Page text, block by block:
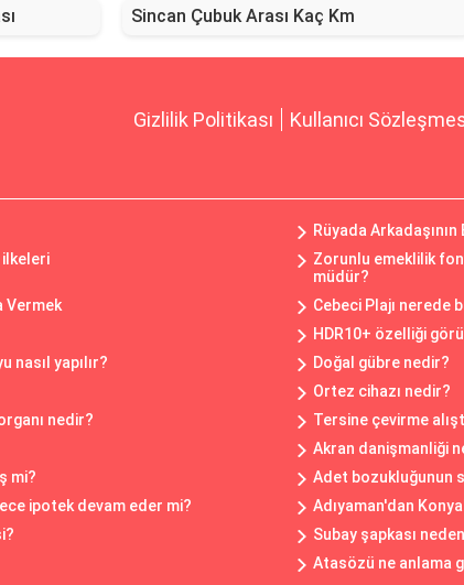
Sincan Çubuk Arası Kaç Km
Gizlilik Politikası Kullanıcı
Rüyada
Zorunlu emeklilik
müdür?
Vermek
Cebeci Plajı nerede
HDR10+ özelliği
nasıl yapılır?
Doğal gübre nedir?
Ortez cihazı nedir?
nedir?
Tersine çevirme
Akran danişmanliği
mi?
Adet bozukluğunun
ipotek devam eder mi?
Adıyaman'dan
Subay şapkası
Atasözü ne anlama